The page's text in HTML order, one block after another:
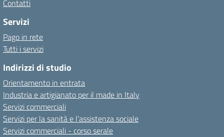
Contatti
Servizi
Pago in rete
Tutti i servizi
Indirizzi di studio
Orientamento in entrata
Industria e artigianato per il made in Italy
Servizi commerciali
Servizi per la sanità e l'assistenza sociale
Servizi commerciali - corso serale